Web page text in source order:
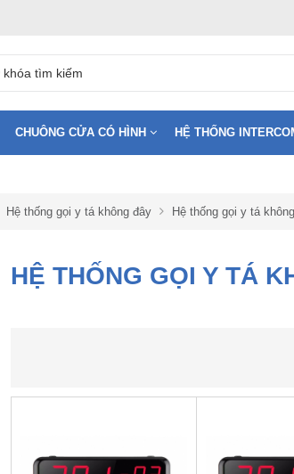
CHUÔNG CỬA CÓ HÌNH HỆ THỐNG
Hệ thống gọi y tá không đây Hệ thống gọi y tá
HỆ THỐNG GỌI Y TÁ